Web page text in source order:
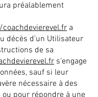
préalablement
a
décès d’un Utilisateur
de sa
s’engage
sauf si leur
nécessaire à des
pour répondre à une